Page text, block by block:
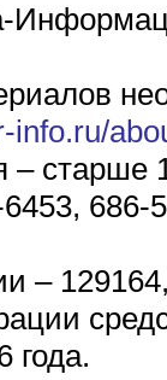
info.ru/
– старше
686-
–
года.